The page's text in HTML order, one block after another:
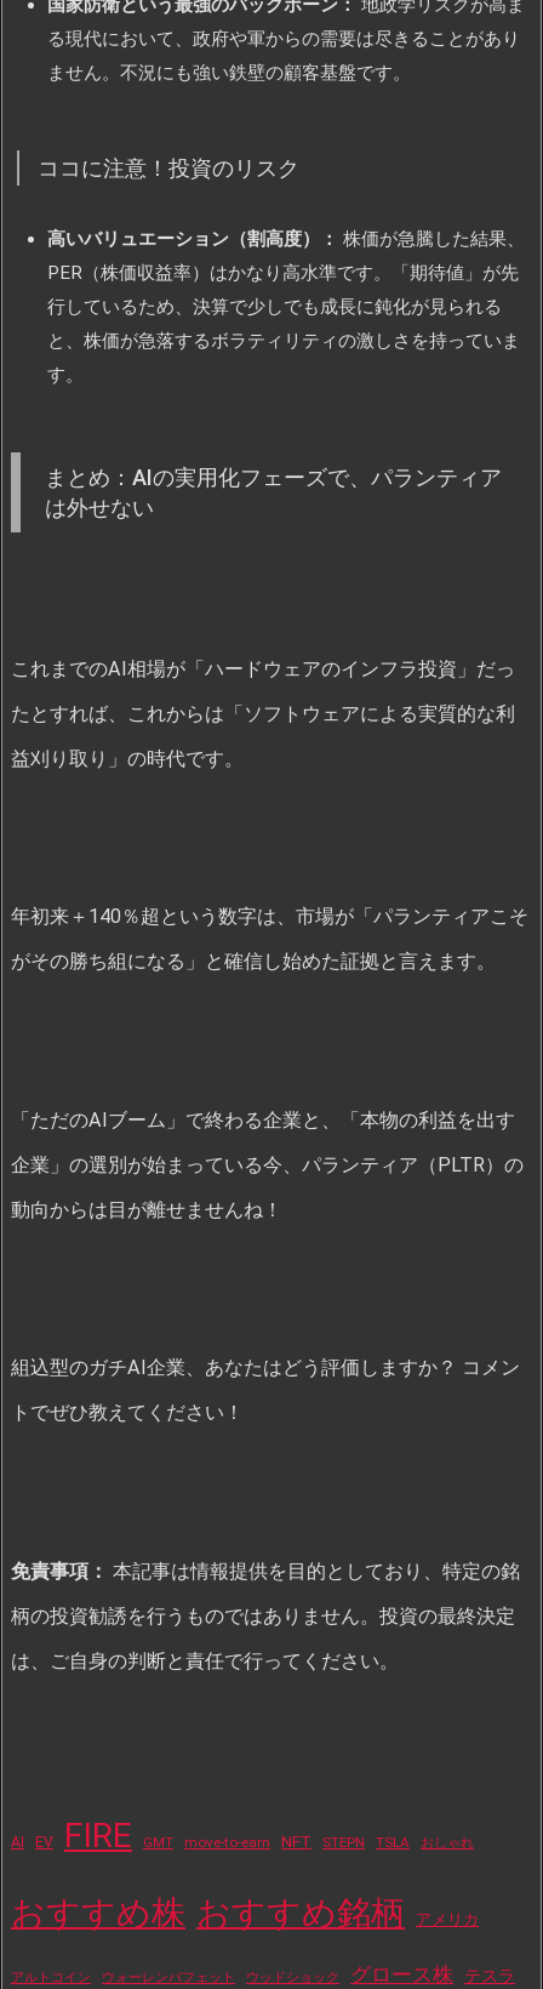
国家防衛という最強のバックボーン： 地政学リスクが高ま
る現代において、政府や軍からの需要は尽きることがあり
ません。不況にも強い鉄壁の顧客基盤です。
ココに注意！投資のリスク
高いバリュエーション（割高度）： 株価が急騰した結果、
PER（株価収益率）はかなり高水準です。「期待値」が先
行しているため、決算で少しでも成長に鈍化が見られる
と、株価が急落するボラティリティの激しさを持っていま
す。
まとめ：AIの実用化フェーズで、パランティア
は外せない
これまでのAI相場が「ハードウェアのインフラ投資」だっ
たとすれば、これからは「ソフトウェアによる実質的な利
益刈り取り」の時代です。
年初来＋140％超という数字は、市場が「パランティアこそ
がその勝ち組になる」と確信し始めた証拠と言えます。
「ただのAIブーム」で終わる企業と、「本物の利益を出す
企業」の選別が始まっている今、パランティア（PLTR）の
動向からは目が離せませんね！
組込型のガチAI企業、あなたはどう評価しますか？ コメン
トでぜひ教えてください！
免責事項： 本記事は情報提供を目的としており、特定の銘
柄の投資勧誘を行うものではありません。投資の最終決定
は、ご自身の判断と責任で行ってください。
AI EV FIRE GMT move-to-earn NFT STEPN TSLA おしゃれ
おすすめ株 おすすめ銘柄 アメリカ
アルトコイン ウォーレンバフェット ウッドショック グロース株 テスラ